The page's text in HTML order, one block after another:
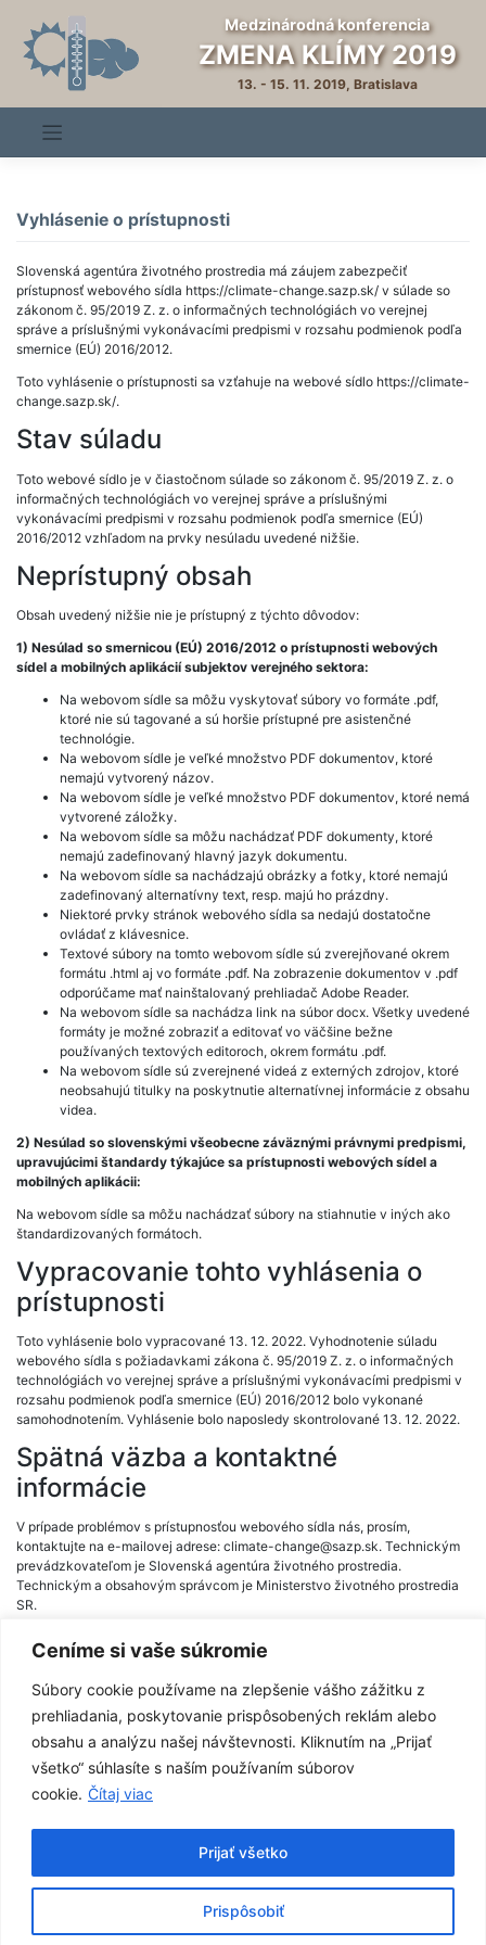
Ceníme si vaše súkromie
Súbory cookie používame na zlepšenie vášho zážitku z
prehliadania, poskytovanie prispôsobených reklám alebo
obsahu a analýzu našej návštevnosti. Kliknutím na „Prijať
všetko“ súhlasíte s naším používaním súborov
cookie. Čítaj viac
Prispôsobiť
Prijať všetko
content
Medzinárodná konferencia
ZMENA KLÍMY 2019
13. - 15. 11. 2019, Bratislava
Vyhlásenie o prístupnosti
Slovenská agentúra životného prostredia má záujem zabezpečiť
prístupnosť webového sídla https://climate-change.sazp.sk/ v súlade so
zákonom č. 95/2019 Z. z. o informačných technológiách vo verejnej
správe a príslušnými vykonávacími predpismi v rozsahu podmienok podľa
smernice (EÚ) 2016/2012.
Toto vyhlásenie o prístupnosti sa vzťahuje na webové sídlo https://climate-
change.sazp.sk/.
Stav súladu
Toto webové sídlo je v čiastočnom súlade so zákonom č. 95/2019 Z. z. o
informačných technológiách vo verejnej správe a príslušnými
vykonávacími predpismi v rozsahu podmienok podľa smernice (EÚ)
2016/2012 vzhľadom na prvky nesúladu uvedené nižšie.
Neprístupný obsah
Obsah uvedený nižšie nie je prístupný z týchto dôvodov:
1) Nesúlad so smernicou (EÚ) 2016/2012 o prístupnosti webových
sídel a mobilných aplikácií subjektov verejného sektora:
Na webovom sídle sa môžu vyskytovať súbory vo formáte .pdf,
ktoré nie sú tagované a sú horšie prístupné pre asistenčné
technológie.
Na webovom sídle je veľké množstvo PDF dokumentov, ktoré
nemajú vytvorený názov.
Na webovom sídle je veľké množstvo PDF dokumentov, ktoré nemá
vytvorené záložky.
Na webovom sídle sa môžu nachádzať PDF dokumenty, ktoré
nemajú zadefinovaný hlavný jazyk dokumentu.
Na webovom sídle sa nachádzajú obrázky a fotky, ktoré nemajú
zadefinovaný alternatívny text, resp. majú ho prázdny.
Niektoré prvky stránok webového sídla sa nedajú dostatočne
ovládať z klávesnice.
Textové súbory na tomto webovom sídle sú zverejňované okrem
formátu .html aj vo formáte .pdf. Na zobrazenie dokumentov v .pdf
odporúčame mať nainštalovaný prehliadač Adobe Reader.
Na webovom sídle sa nachádza link na súbor docx. Všetky uvedené
formáty je možné zobraziť a editovať vo väčšine bežne
používaných textových editoroch, okrem formátu .pdf.
Na webovom sídle sú zverejnené videá z externých zdrojov, ktoré
neobsahujú titulky na poskytnutie alternatívnej informácie z obsahu
videa.
2) Nesúlad so slovenskými všeobecne záväznými právnymi predpismi,
upravujúcimi štandardy týkajúce sa prístupnosti webových sídel a
mobilných aplikácii:
Na webovom sídle sa môžu nachádzať súbory na stiahnutie v iných ako
štandardizovaných formátoch.
Vypracovanie tohto vyhlásenia o
prístupnosti
Toto vyhlásenie bolo vypracované 13. 12. 2022. Vyhodnotenie súladu
webového sídla s požiadavkami zákona č. 95/2019 Z. z. o informačných
technológiách vo verejnej správe a príslušnými vykonávacími predpismi v
rozsahu podmienok podľa smernice (EÚ) 2016/2012 bolo vykonané
samohodnotením. Vyhlásenie bolo naposledy skontrolované 13. 12. 2022.
Spätná väzba a kontaktné
informácie
V prípade problémov s prístupnosťou webového sídla nás, prosím,
kontaktujte na e-mailovej adrese: climate-change@sazp.sk. Technickým
prevádzkovateľom je Slovenská agentúra životného prostredia.
Technickým a obsahovým správcom je Ministerstvo životného prostredia
SR.
Vynucovacie konanie
V prípade neuspokojivých odpovedí na podnety alebo žiadosti zaslané v
rámci spätnej väzby subjektu verejného sektora v súlade s čl. 7 ods. 1
písm. b) smernice Európskeho parlamentu sa môžete obrátiť v rámci
vynucovacieho konania na subjekt poverený presadzovaním Smernice,
ktorým je Ministerstvo investícií, regionálneho rozvoja a informatizácie
Slovenskej republiky na e-mailovej adrese: standard@vicepremier.gov.sk.